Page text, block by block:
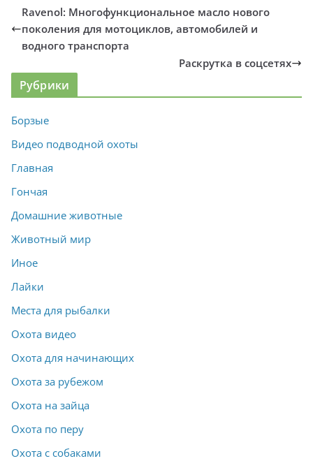
Ravenol: Многофункциональное масло нового
поколения для мотоциклов, автомобилей и
водного транспорта
Раскрутка в соцсетях
Рубрики
Борзые
Видео подводной охоты
Главная
Гончая
Домашние животные
Животный мир
Иное
Лайки
Места для рыбалки
Охота видео
Охота для начинающих
Охота за рубежом
Охота на зайца
Охота по перу
Охота с собаками